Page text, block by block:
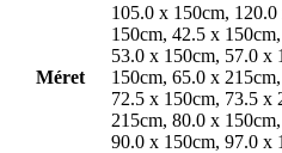
Méret
105.0 x 150cm,
150cm, 42.5 x
53.0 x 150cm, 57.0 x
150cm, 65.0 x
72.5 x 150cm, 73.5 x
215cm, 80.0 x
90.0 x 150cm, 97.0 x